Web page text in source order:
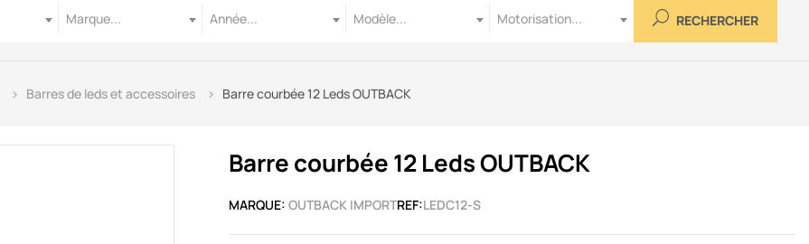
Marque...
Année...
Modèle...
Motorisation...
RECHERCHER
Barres de leds et accessoires Barre courbée 12 Leds OUTBACK
Barre courbée 12 Leds OUTBACK
MARQUE: OUTBACK IMPORTREF:LEDC12-S